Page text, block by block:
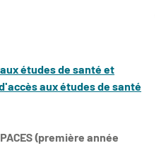
études de santé et
aux études de santé
(première année